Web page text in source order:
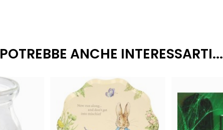
POTREBBE ANCHE INTERESSARTI...